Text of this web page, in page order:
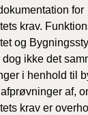
for
krav.
og
ikke det
i henhold til
af,
krav er